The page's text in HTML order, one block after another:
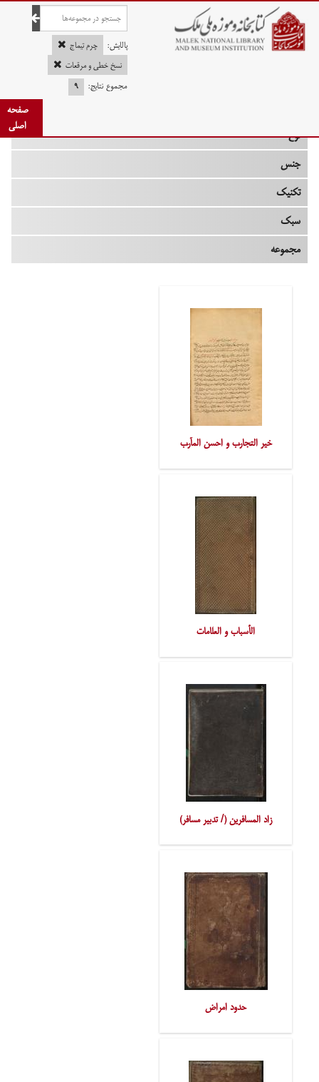
صفحه اصلی
پالایش:
چرم تیماج
نسخ خطی و مرقعات
مجموع نتایج:
۹
صفحه
اصلی
نوع
جنس
تکنیک
سبک
مجموعه
خیر التّجارِب و احسن المآرِب
الأسباب و العلامات
زاد المسافرین (/ تدبیر مسافر)
حدود امراض